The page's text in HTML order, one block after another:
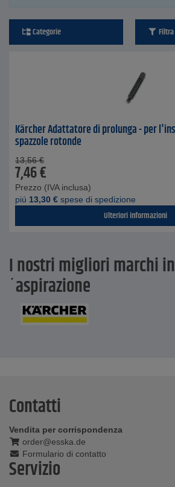
Categorie
Kärcher Adattatore di prolunga - per
spazzole rotonde
13,56 €
7,46€
Prezzo (IVA inclusa)
piú 13,30 € spese di spedizione
Ulteriori informazioni
I nostri migliori marchi
´aspirazione
Contatti
Vendita per corrispondenza
order@esska.de
Formulario di contatto
Servizio